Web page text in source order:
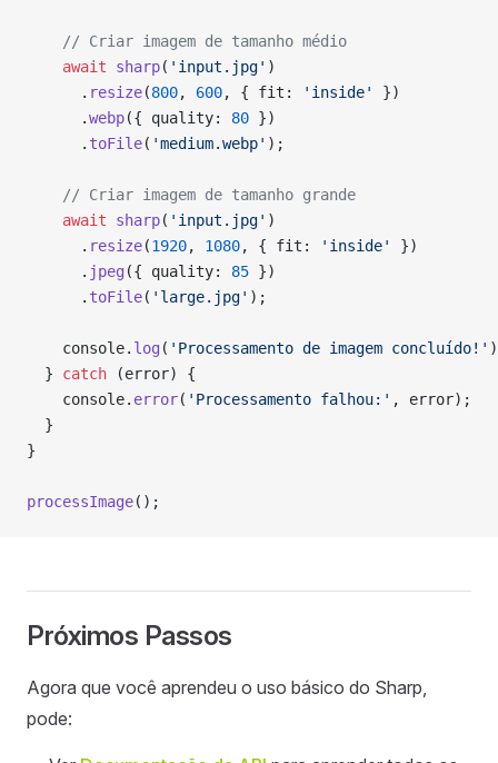
    // Criar imagem de tamanho médio
    await
sharp( 'input.jpg' )
      .
resize(800, 600, { fit: 'inside'
})
      .
webp({ quality: 80 })
      .
toFile( 'medium.webp' );
    // Criar imagem de tamanho grande
    await
sharp( 'input.jpg' )
      .
resize(1920, 1080, { fit: 'inside'
})
      .
jpeg ({ quality: 85 })
      .
toFile( 'large.jpg' );
    console.
log ( 'Processamento de imagem concluído!'
  }
catch (error) {
    console.
error( 'Processamento falhou:' , error);
  }
}
processImage();
Próximos Passos
Agora que você aprendeu o uso básico do Sharp,
pode: